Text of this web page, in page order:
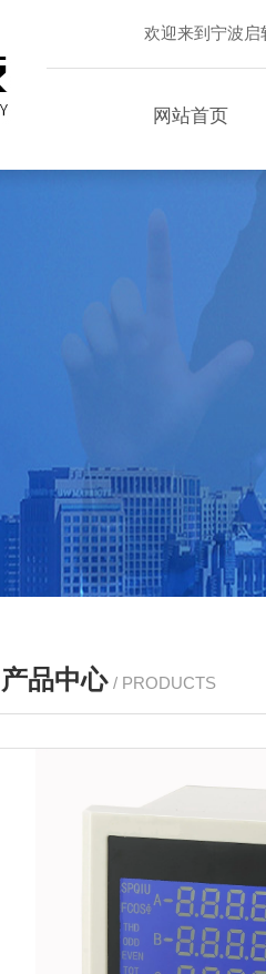
欢迎来到宁波启
网站首页
产品中心 / PRODUCTS